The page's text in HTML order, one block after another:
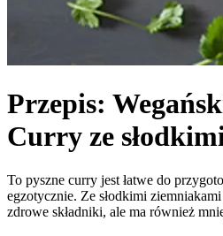
Przepis:
Curry ze
To pyszne curry jest łatwe do
egzotycznie. Ze słodkimi
zdrowe składniki, ale ma również